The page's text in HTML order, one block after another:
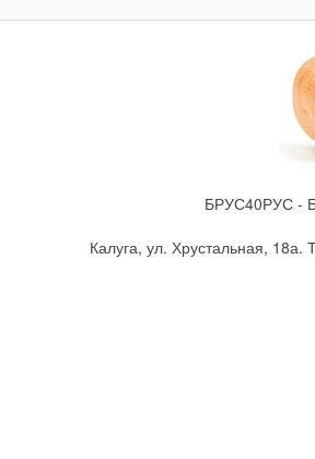
БРУС40РУС -
Калуга, ул. Хрустальная,